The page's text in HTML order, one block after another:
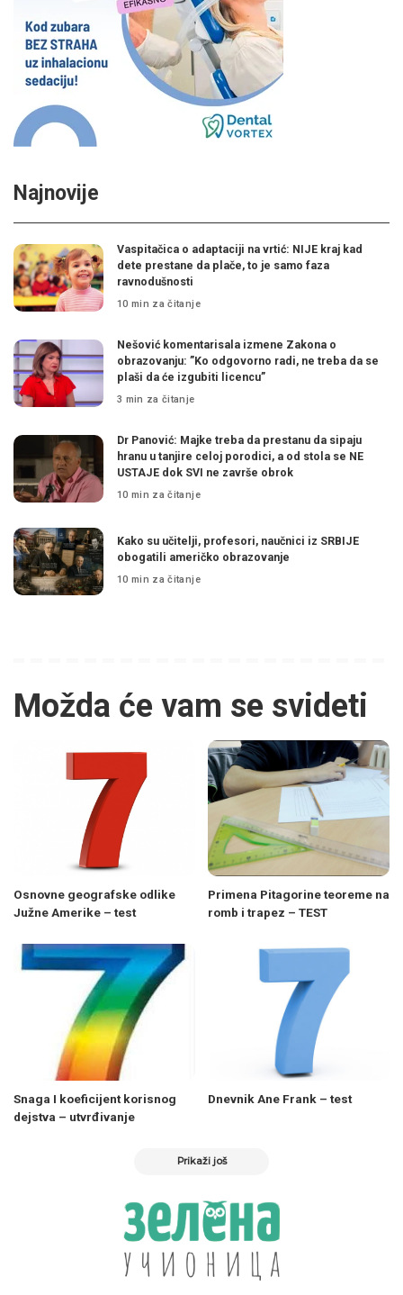
Najnovije
Vaspitačica o adaptaciji na vrtić: NIJE kraj kad
dete prestane da plače, to je samo faza
ravnodušnosti
10 min za čitanje
Nešović komentarisala izmene Zakona o
obrazovanju: ”Ko odgovorno radi, ne treba da se
plaši da će izgubiti licencu”
3 min za čitanje
Dr Panović: Majke treba da prestanu da sipaju
hranu u tanjire celoj porodici, a od stola se NE
USTAJE dok SVI ne završe obrok
10 min za čitanje
Kako su učitelji, profesori, naučnici iz SRBIJE
obogatili američko obrazovanje
10 min za čitanje
Možda će vam se svideti
Osnovne geografske odlike
Južne Amerike – test
Primena Pitagorine teoreme na
romb i trapez – TEST
Snaga I koeficijent korisnog
dejstva – utvrđivanje
Dnevnik Ane Frank – test
Prikaži još